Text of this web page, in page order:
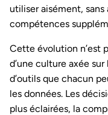
utiliser aisément, sans
compétences
Cette évolution n’est
d’une culture axée
d’outils que chacun
les données. Les
plus éclairées, la